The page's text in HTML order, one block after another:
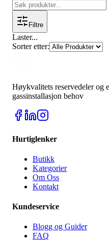
Filtre
Laster...
Sorter etter:
Høykvalitets reservedeler og
gassinstallasjon behov
Hurtiglenker
Butikk
Kategorier
Om Oss
Kontakt
Kundeservice
Blogg og Guider
FAQ